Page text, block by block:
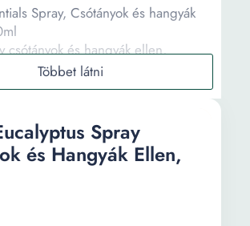
Spray
és Hangyák Ellen,
Spray, Csótányok és hangyák
csótányok és hangyák ellen,
400 ml
rovarirtó aerosol, csótány elleni
RAID) - 2 x Spray csótányokra
600 ml + 2 x Spray legyekre és
600 ml + 2 x Raid MAX
ml + 2 x Rovarölő szer